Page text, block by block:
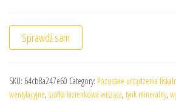
Sprawdź sam
SKU: 64cb8a247e60 Category: Pozostałe urządzenia
wentylacyjne, szafka łazienkowa wisząca, tynk mineralny,